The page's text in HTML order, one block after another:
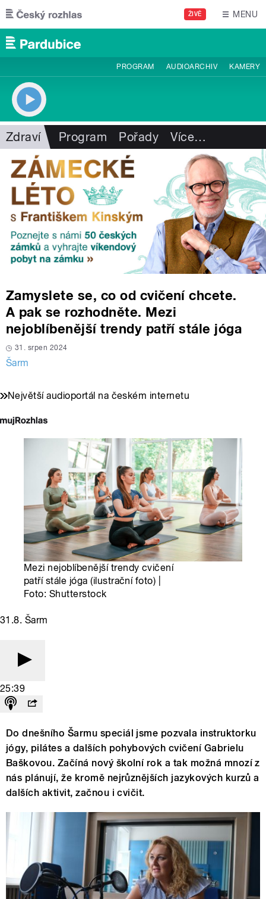
Přejít k hlavnímu obsahu
ŽIVĚ MENU
PROGRAM AUDIOARCHIV KAMERY
Zdraví Program Pořady Více…
Zamyslete se, co od cvičení chcete.
A pak se rozhodněte. Mezi
nejoblíbenější trendy patří stále jóga
31. srpen 2024
Šarm
Největší audioportál na českém internetu
Mezi nejoblíbenější trendy cvičení
patří stále jóga (ilustrační foto) |
Foto: Shutterstock
31.8. Šarm
25:39
Do dnešního Šarmu speciál jsme pozvala instruktorku
jógy, pilátes a dalších pohybových cvičení Gabrielu
Baškovou. Začíná nový školní rok a tak možná mnozí z
nás plánují, že kromě nejrůznějších jazykových kurzů a
dalších aktivit, začnou i cvičit.